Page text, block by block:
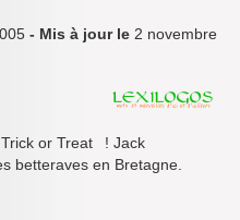
- Mis à jour le 2 novembre
or Treat ! Jack
betteraves en Bretagne.